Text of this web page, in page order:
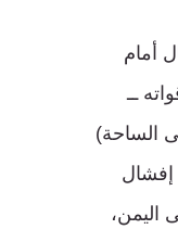
أمام
ــ
الساحة)
إفشال
اليمن،